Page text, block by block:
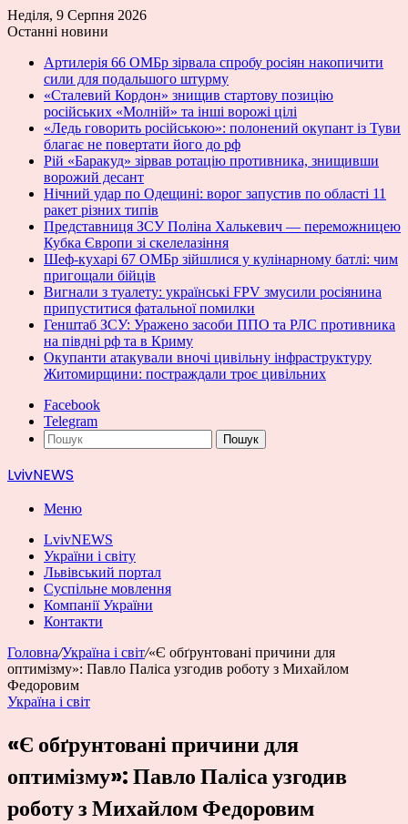
Неділя, 9 Серпня 2026
Останні новини
Артилерія 66 ОМБр зірвала спробу росіян накопичити
сили для подальшого штурму
«Сталевий Кордон» знищив стартову позицію
російських «Молній» та інші ворожі цілі
«Ледь говорить російською»: полонений окупант із Туви
благає не повертати його до рф
Рій «Баракуд» зірвав ротацію противника, знищивши
ворожий десант
Нічний удар по Одещині: ворог запустив по області 11
ракет різних типів
Представниця ЗСУ Поліна Халькевич — переможницею
Кубка Європи зі скелелазіння
Шеф-кухарі 67 ОМБр зійшлися у кулінарному батлі: чим
пригощали бійців
Вигнали з туалету: українські FPV змусили росіянина
припуститися фатальної помилки
Генштаб ЗСУ: Уражено засоби ППО та РЛС противника
на півдні рф та в Криму
Окупанти атакували вночі цивільну інфраструктуру
Житомирщини: постраждали троє цивільних
Facebook
Telegram
Пошук
LvivNEWS
Меню
LvivNEWS
України і світу
Львівський портал
Суспільне мовлення
Компанії України
Контакти
Головна/Україна і світ/«Є обґрунтовані причини для
оптимізму»: Павло Паліса узгодив роботу з Михайлом
Федоровим
Україна і світ
«Є обґрунтовані причини для
оптимізму»: Павло Паліса узгодив
роботу з Михайлом Федоровим